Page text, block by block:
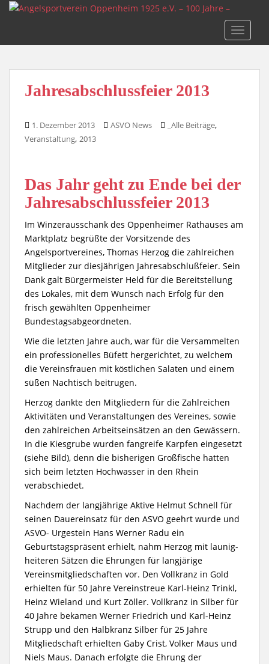
p
Jahresabschlussfeier 2013
1. Dezember 2013 ASVO News _Alle Beiträge,
Veranstaltung, 2013
Das Jahr geht zu Ende bei der
Jahresabschlussfeier 2013
Im Winzerausschank des Oppenheimer Rathauses am
Marktplatz begrüßte der Vorsitzende des
Angelsportvereines, Thomas Herzog die zahlreichen
Mitglieder zur diesjährigen Jahresabschlußfeier. Sein
Dank galt Bürgermeister Held für die Bereitstellung
des Lokales, mit dem Wunsch nach Erfolg für den
frisch gewählten Oppenheimer
Bundestagsabgeordneten.
Wie die letzten Jahre auch, war für die Versammelten
ein professionelles Büfett hergerichtet, zu welchem
die Vereinsfrauen mit köstlichen Salaten und einem
süßen Nachtisch beitrugen.
Herzog dankte den Mitgliedern für die Zahlreichen
Aktivitäten und Veranstaltungen des Vereines, sowie
den zahlreichen Arbeitseinsätzen an den Gewässern.
In die Kiesgrube wurden fangreife Karpfen eingesetzt
(siehe Bild), denn die bisherigen Großfische hatten
sich beim letzten Hochwasser in den Rhein
verabschiedet.
Nachdem der langjährige Aktive Helmut Schnell für
seinen Dauereinsatz für den ASVO geehrt wurde und
ASVO- Urgestein Hans Werner Radu ein
Geburtstagspräsent erhielt, nahm Herzog mit launig-
heiteren Sätzen die Ehrungen für langjärige
Vereinsmitgliedschaften vor. Den Vollkranz in Gold
erhielten für 50 Jahre Vereinstreue Karl-Heinz Trinkl,
Heinz Wieland und Kurt Zöller. Vollkranz in Silber für
40 Jahre bekamen Werner Friedrich und Karl-Heinz
Strupp und den Halbkranz Silber für 25 Jahre
Mitgliedschaft erhielten Gaby Crist, Volker Maus und
Niels Maus. Danach erfolgte die Ehrung der